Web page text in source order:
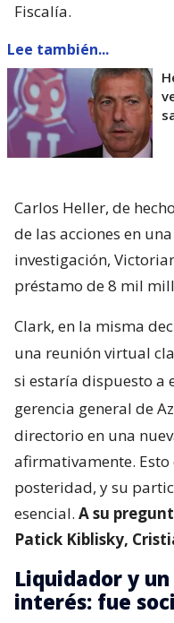
Fiscalía.
Lee también...
Carlos Heller, de
de las acciones en
investigación,
préstamo de 8 mil
Clark, en la misma
una reunión virtual
si estaría dispuesto a
gerencia general de
directorio en una
afirmativamente.
posteridad, y su
esencial. A su
Patick Kiblisky,
Liquidador y
interés: fue